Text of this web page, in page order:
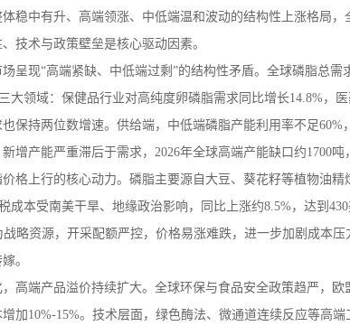
稳中有升、高端领涨、中低端温和波动的结构性上涨格局，
技术与政策壁垒是核心驱动因素。
场呈现“高端紧缺、中低端过剩”的结构性矛盾。全球磷脂总需
大领域：保健品行业对高纯度卵磷脂需求同比增长14.8%，
保持两位数增速。供给端，中低端磷脂产能利用率不足60%
增产能严重滞后于需求， 2026年全球高端产能缺口约1700吨
格上行的核心动力。磷脂主要源自大豆、葵花籽等植物油精
成本受南美干旱、地缘政治影响，同比上涨约8.5%，达到 430
略资源，开采配额严控，价格易涨难跌，进一步加剧成本
。
高端产品溢价持续扩大。全球环保与食品安全政策趋严，
加10%-15%。技术层面，绿色酶法、微通道连续反应等高